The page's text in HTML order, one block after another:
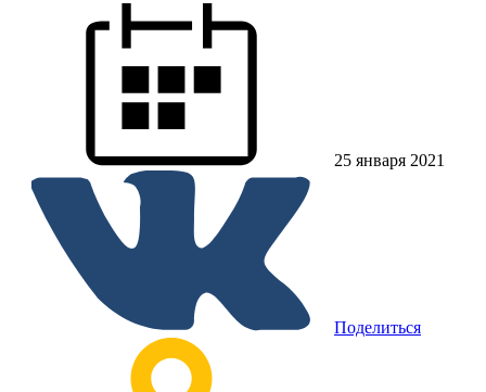
25 января 2021
Поделиться